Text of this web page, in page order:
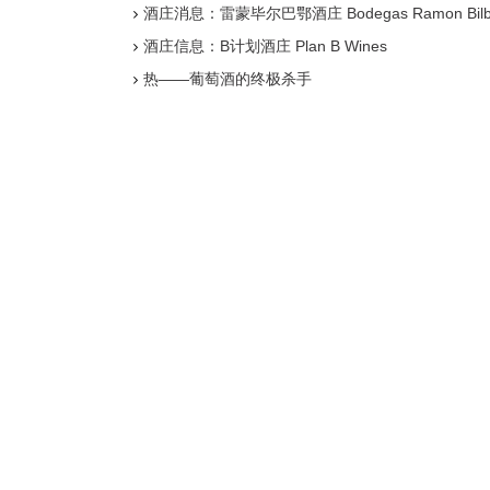
酒庄消息：雷蒙毕尔巴鄂酒庄 Bodegas Ramon
酒庄信息：B计划酒庄 Plan B Wines
热——葡萄酒的终极杀手